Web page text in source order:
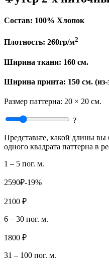
Состав: 100% Хлопок
Плотность: 260гр/м2
Ширина ткани: 160 см.
Ширина принта: 150 см. (из-
Размер паттерна: 20 × 20 см.
?
Представьте, какой длины вы
одного квадрата паттерна в
1 – 5 пог. м.
2590₽-19%
2100 ₽
6 – 30 пог. м.
1800 ₽
31 – 100 пог. м.